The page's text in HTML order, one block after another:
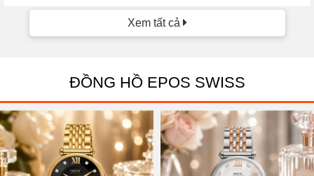
Xem tất cả
ĐỒNG HỒ EPOS SWISS